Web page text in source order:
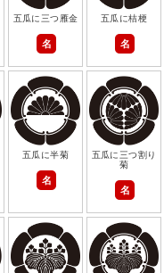
五瓜に三つ雁金
名
五瓜に桔梗
名
五瓜に半菊
名
五瓜に三つ割り
菊
名